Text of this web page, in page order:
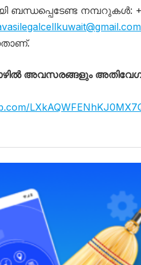
നമ്പറുകൾ:
അവസരങ്ങളും